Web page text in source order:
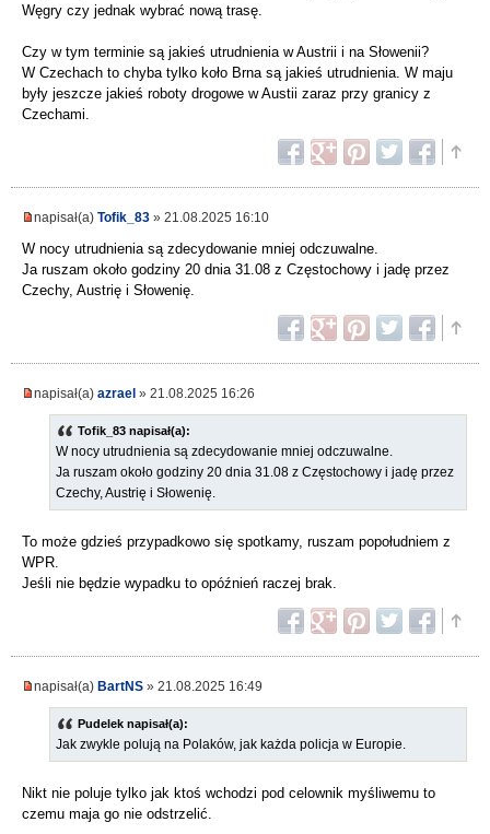
Węgry czy jednak wybrać nową trasę.
Czy w tym terminie są jakieś utrudnienia w Austrii i na Słowenii?
W Czechach to chyba tylko koło Brna są jakieś utrudnienia. W maju
były jeszcze jakieś roboty drogowe w Austii zaraz przy granicy z
Czechami.
napisał(a) Tofik_83 » 21.08.2025 16:10
W nocy utrudnienia są zdecydowanie mniej odczuwalne.
Ja ruszam około godziny 20 dnia 31.08 z Częstochowy i jadę przez
Czechy, Austrię i Słowenię.
napisał(a) azrael » 21.08.2025 16:26
Tofik_83 napisał(a):
W nocy utrudnienia są zdecydowanie mniej odczuwalne.
Ja ruszam około godziny 20 dnia 31.08 z Częstochowy i jadę przez
Czechy, Austrię i Słowenię.
To może gdzieś przypadkowo się spotkamy, ruszam popołudniem z
WPR.
Jeśli nie będzie wypadku to opóźnień raczej brak.
napisał(a) BartNS » 21.08.2025 16:49
Pudelek napisał(a):
Jak zwykle polują na Polaków, jak każda policja w Europie.
Nikt nie poluje tylko jak ktoś wchodzi pod celownik myśliwemu to
czemu maja go nie odstrzelić.